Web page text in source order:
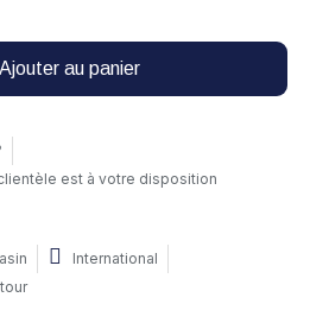
Ajouter au panier
est à votre disposition
International